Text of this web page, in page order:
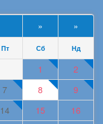
» »
Пт Сб Нд
1
2
7 8
9
14 15
16